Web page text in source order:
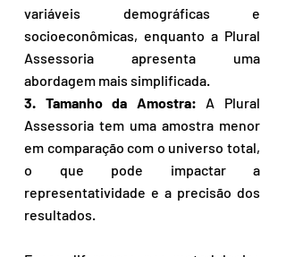
variáveis demográficas e
socioeconômicas, enquanto a Plural
Assessoria apresenta uma
abordagem mais simplificada.
3. Tamanho da Amostra: A Plural
Assessoria tem uma amostra menor
em comparação com o universo total,
o que pode impactar a
representatividade e a precisão dos
resultados.